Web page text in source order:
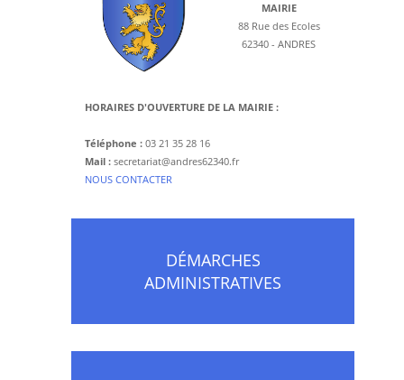
MAIRIE
88 Rue des Ecoles
62340 - ANDRES
HORAIRES D'OUVERTURE DE LA MAIRIE :
Téléphone : 03 21 35 28 16
Mail : secretariat@andres62340.fr
​NOUS CONTACTER
DÉMARCHES
ADMINISTRATIVES